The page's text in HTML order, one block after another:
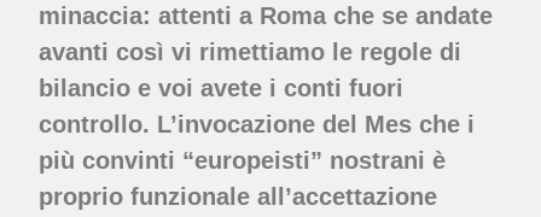
minaccia: attenti a Roma che se andate
avanti così vi rimettiamo le regole di
bilancio e voi avete i conti fuori
controllo. L’invocazione del Mes che i
più convinti “europeisti” nostrani è
proprio funzionale all’accettazione